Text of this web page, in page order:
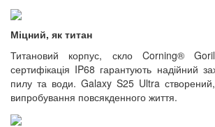
Міцний, як титан
Титановий корпус, скло Corning®
сертифікація IP68 гарантують надійний
пилу та води. Galaxy S25 Ultra
випробування повсякденного життя.